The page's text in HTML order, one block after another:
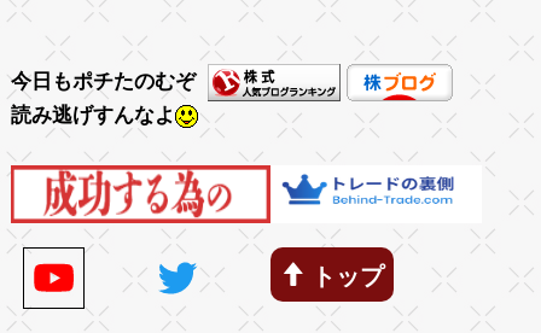
今日もポチたのむぞ
読み逃げすんなよ
トップ